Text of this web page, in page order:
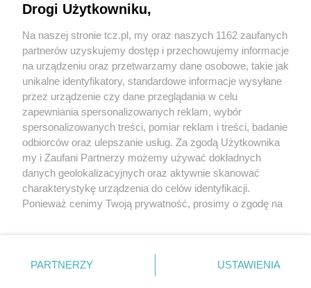
O FIRMIE POLITYKA PRYWATNOŚCI HOSTING
REKLAMA WSPÓŁPRACA RSS FACEBOOK KONTAKT
Nasze serwisy
Aktualności
Tcz24
Historia miasta
Muzyka i kultura
Archiwum wydarzeń
Zdjęcia miasta
Drogi Użytkowniku,
Na naszej stronie tcz.pl, my oraz naszych 1162 zaufanych
partnerów uzyskujemy dostęp i przechowujemy informacje
na urządzeniu oraz przetwarzamy dane osobowe, takie jak
unikalne identyfikatory, standardowe informacje wysyłane
przez urządzenie czy dane przeglądania w celu
zapewniania spersonalizowanych reklam, wybór
spersonalizowanych treści, pomiar reklam i treści, badanie
odbiorców oraz ulepszanie usług. Za zgodą Użytkownika
my i Zaufani Partnerzy możemy używać dokładnych
danych geolokalizacyjnych oraz aktywnie skanować
charakterystykę urządzenia do celów identyfikacji.
Ponieważ cenimy Twoją prywatność, prosimy o zgodę na
znajdujący się w lewym dolnym rogu strony
. Niektóre
PARTNERZY USTAWIENIA